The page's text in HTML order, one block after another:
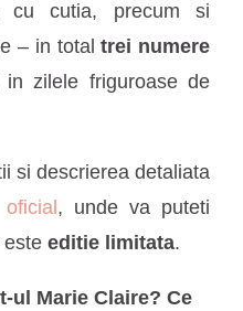
cu cutia, precum si
– in totaltrei numere
in zilele friguroase de
si descrierea detaliata
, unde va puteti
este editie limitata.
ul Marie Claire? Ce